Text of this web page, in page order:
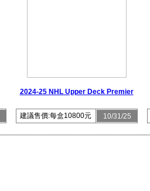
2024-25 NHL Upper Deck Premier
建議售價:每盒10800元 10/31/25